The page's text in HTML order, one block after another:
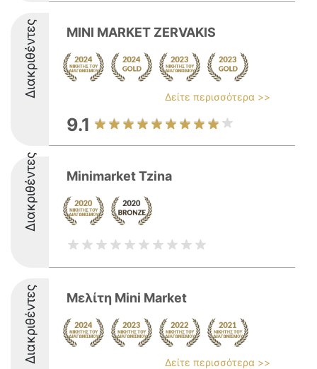
Διακριθέντες MINI MARKET ZERVAKIS
Δείτε περισσότερα >>
9.1
Διακριθέντες Minimarket Tzina
Διακριθέντες Μελίτη Mini Market
Δείτε περισσότερα >>